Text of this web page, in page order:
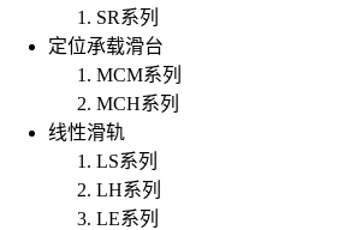
SR系列
定位承载滑台
MCM系列
MCH系列
线性滑轨
LS系列
LH系列
LE系列